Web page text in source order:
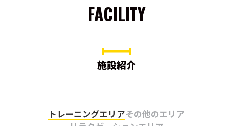
FACILITY
施設紹介
トレーニングエリアその他のエリア